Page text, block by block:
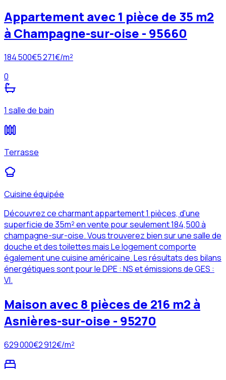
Appartement avec 1 pièce de 35 m2
à Champagne-sur-oise - 95660
184 500€5 271€/m²
0
1 salle de bain
Terrasse
Cuisine équipée
Découvrez ce charmant appartement 1 pièces, d'une
superficie de 35m² en vente pour seulement 184,500 à
champagne-sur-oise. Vous trouverez bien sur une salle de
douche et des toilettes mais Le logement comporte
également une cuisine américaine. Les résultats des bilans
énergétiques sont pour le DPE : NS et émissions de GES :
VI.
Maison avec 8 pièces de 216 m2 à
Asnières-sur-oise - 95270
629 000€2 912€/m²